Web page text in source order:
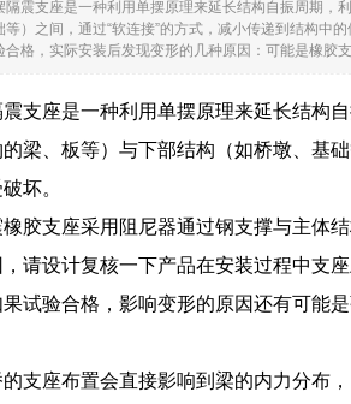
隔震支座是一种利用单摆原理来延长结构自振周期，
）之间，通过“软连接”的方式，减小传递到结构中
格，实际安装后发现变形的几种原因：可能是橡胶
支座是一种利用单摆原理来延长结构
梁、板等）与下部结构（如桥墩、基
坏。
胶支座采用阻尼器通过钢支撑与主体
请设计复核一下产品在安装过程中支
试验合格，影响变形的原因还有可能
支座布置会直接影响到梁的内力分布